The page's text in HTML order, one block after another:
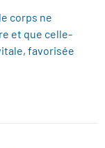
corps ne
et que celle-
favorisée